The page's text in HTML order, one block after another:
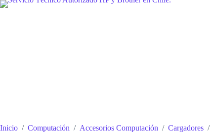
Saltar
Inicio / Computación / Accesorios Computación / Cargadores /